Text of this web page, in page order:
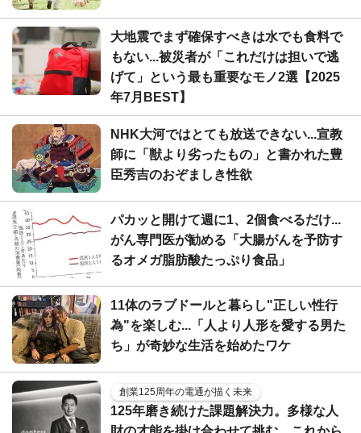
大地震でまず確保すべきは水でも食料で
もない...被災者が「これだけは担いで逃
げて」という最も重要なモノ2選【2025
年7月BEST】
NHK大河ではとても放送できない...宣教
師に「獣より劣ったもの」と書かれた豊
臣秀吉のおぞましき性欲
パカッと開けて週に1、2個食べるだけ...
がん専門医が勧める「大腸がんを予防す
るオメガ脂肪酸たっぷり食品」
11体のラブドールと暮らし"正しい性行
為"を楽しむ...「人より人形を愛する男た
ち」が奇妙な生活を始めたワケ
創業125周年の電通が描く未来
125年磨き続けた課題解決力。多様な人